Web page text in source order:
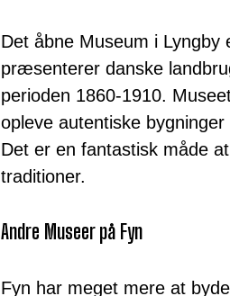
Det åbne Museum i Lyngby
præsenterer danske
perioden 1860-1910.
opleve autentiske
Det er en fantastisk måde
traditioner.
Andre Museer på Fyn
Fyn har meget mere at